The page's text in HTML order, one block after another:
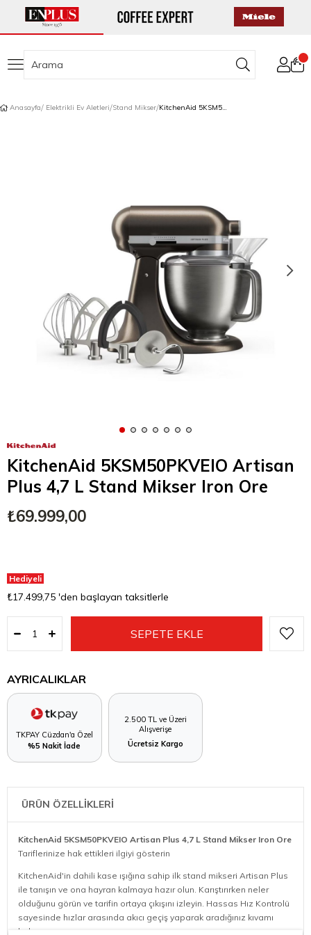
Anasayfa Elektrikli Ev Aletleri Stand Mikser KitchenAid 5KSM50PKVEIO Artisan Plus 4,7 L Stand Mikser Iron Ore
KitchenAid 5KSM50PKVEIO Artisan
Plus 4,7 L Stand Mikser Iron Ore
₺69.999,00
Hediyeli
₺17.499,75 'den başlayan taksitlerle
AYRICALIKLAR
TKPAY Cüzdan'a Özel
%5 Nakit İade
2.500 TL ve Üzeri
Alışverişe
Ücretsiz Kargo
ÜRÜN ÖZELLİKLERİ
KitchenAid 5KSM50PKVEIO Artisan Plus 4,7 L Stand Mikser Iron Ore
Tariflerinize hak ettikleri ilgiyi gösterin
KitchenAid'in dahili kase ışığına sahip ilk stand mikseri Artisan Plus
ile tanışın ve ona hayran kalmaya hazır olun. Karıştırırken neler
olduğunu görün ve tarifin ortaya çıkışını izleyin. Hassas Hız Kontrolü
sayesinde hızlar arasında akıcı geçiş yaparak aradığınız kıvamı
bulun.